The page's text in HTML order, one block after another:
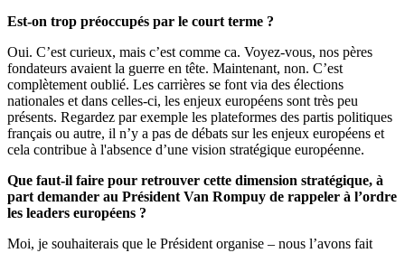
Est-on trop préoccupés par le court terme ?
Oui. C’est curieux, mais c’est comme ca. Voyez-vous, nos pères
fondateurs avaient la guerre en tête. Maintenant, non. C’est
complètement oublié. Les carrières se font via des élections
nationales et dans celles-ci, les enjeux européens sont très peu
présents. Regardez par exemple les plateformes des partis politiques
français ou autre, il n’y a pas de débats sur les enjeux européens et
cela contribue à l'absence d’une vision stratégique européenne.
Que faut-il faire pour retrouver cette dimension stratégique, à
part demander au Président Van Rompuy de rappeler à l’ordre
les leaders européens ?
Moi, je souhaiterais que le Président organise – nous l’avons fait